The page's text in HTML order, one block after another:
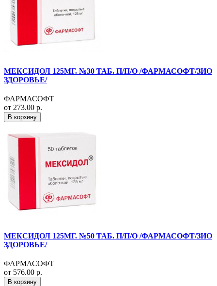
МЕКСИДОЛ 125МГ. №30 ТАБ. П/П/О /ФАРМАСОФТ/ЗИО
ЗДОРОВЬЕ/
ФАРМАСОФТ
от 273.00 р.
В корзину
МЕКСИДОЛ 125МГ. №50 ТАБ. П/П/О /ФАРМАСОФТ/ЗИО
ЗДОРОВЬЕ/
ФАРМАСОФТ
от 576.00 р.
В корзину